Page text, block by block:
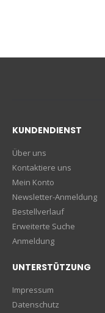
KUNDENDIENST
Über uns
Kontaktiere uns
Mein Konto
Newsletter-Anmeldung
Bestellverlauf
Erweiterte Suche
Anmeldung
UNTERSTÜTZUNG
Impressum
Datenschutz